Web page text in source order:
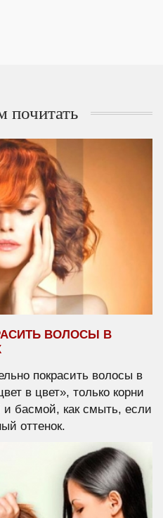
почитать
ВОЛОСЫ В
покрасить волосы в
в цвет», только корни
басмой, как смыть, если
оттенок.